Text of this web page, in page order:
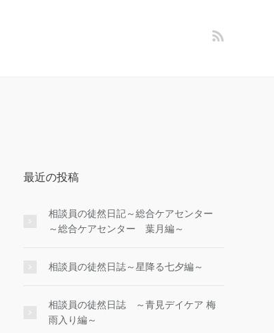
最近の投稿
相談員の徒然日記～総合ケアセンター
～総合ケアセンター 葉月編～
相談員の徒然日誌～星降る七夕編～
相談員の徒然日誌 ～青見デイケア 梅
雨入り編～